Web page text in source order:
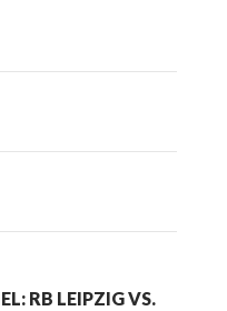
RB LEIPZIG VS.